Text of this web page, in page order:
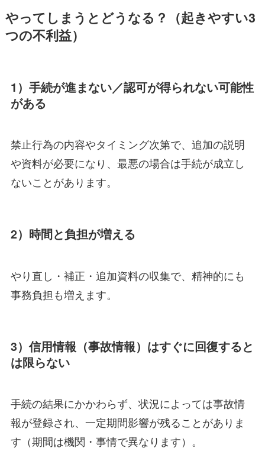
やってしまうとどうなる？（起きやすい3
つの不利益）
1）手続が進まない／認可が得られない可能性
がある
禁止行為の内容やタイミング次第で、追加の説明
や資料が必要になり、最悪の場合は手続が成立し
ないことがあります。
2）時間と負担が増える
やり直し・補正・追加資料の収集で、精神的にも
事務負担も増えます。
3）信用情報（事故情報）はすぐに回復すると
は限らない
手続の結果にかかわらず、状況によっては事故情
報が登録され、一定期間影響が残ることがありま
す（期間は機関・事情で異なります）。